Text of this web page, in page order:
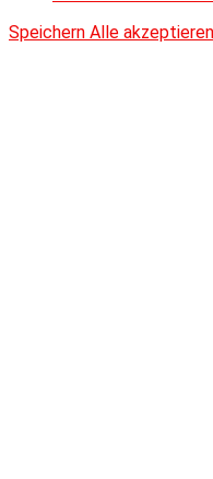
Speichern Alle akzeptieren